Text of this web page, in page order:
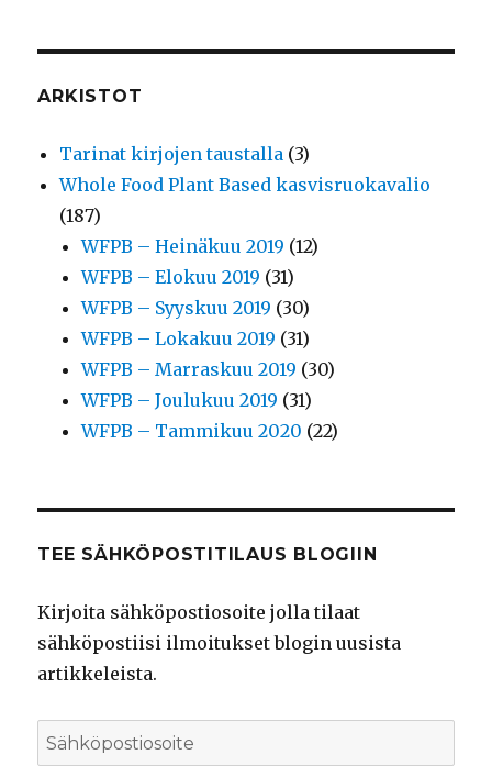
ARKISTOT
Tarinat kirjojen taustalla (3)
Whole Food Plant Based kasvisruokavalio
(187)
WFPB – Heinäkuu 2019 (12)
WFPB – Elokuu 2019 (31)
WFPB – Syyskuu 2019 (30)
WFPB – Lokakuu 2019 (31)
WFPB – Marraskuu 2019 (30)
WFPB – Joulukuu 2019 (31)
WFPB – Tammikuu 2020 (22)
TEE SÄHKÖPOSTITILAUS BLOGIIN
Kirjoita sähköpostiosoite jolla tilaat
sähköpostiisi ilmoitukset blogin uusista
artikkeleista.
Sähköpostiosoite